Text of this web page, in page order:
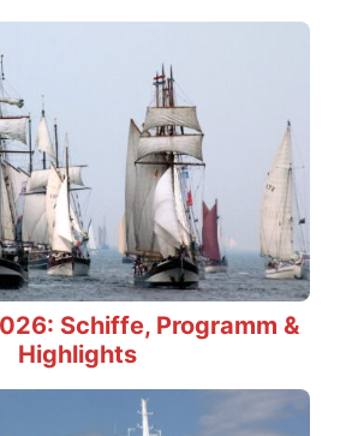
Schiffe, Programm &
Highlights